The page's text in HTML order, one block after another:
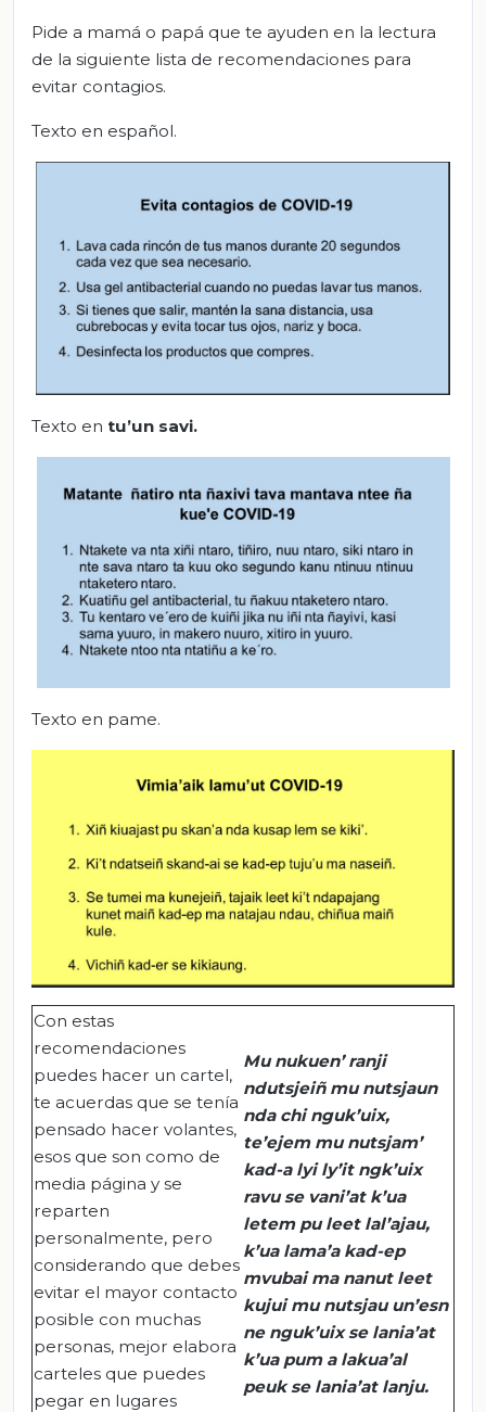
Pide a mamá o papá que te ayuden en la lectura
de la siguiente lista de recomendaciones para
evitar contagios.
Texto en español.
Texto en tu’un savi.
Texto en pame.
Con estas
recomendaciones
puedes hacer un cartel,
te acuerdas que se tenía
pensado hacer volantes,
esos que son como de
media página y se
reparten
personalmente, pero
considerando que debes
evitar el mayor contacto
posible con muchas
personas, mejor elabora
carteles que puedes
pegar en lugares
Munukuen’ranji
ndutsjeiñmunutsjaun
ndachinguk’uix,
te’ejemmunutsjam’
kad-a lyi ly’it ngk’uix
ravuse vani’at k’ua
letem pu leet lal’ajau,
k’ua lama’a kad-ep
mvubai ma nanut leet
kujuimunutsjau un’esn
ne nguk’uixse lania’at
k’uapum a lakua’al
peukse lania’at lanju.